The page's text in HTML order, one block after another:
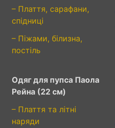
– Плаття, сарафани,
спідниці
– Піжами, білизна,
постіль
Одяг для пупса Паола
Рейна (22 см)
– Плаття та літні
наряди